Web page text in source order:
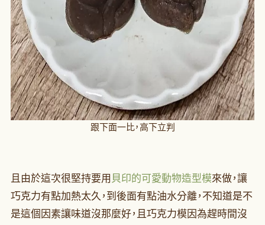
跟下面一比，高下立判
且由於這次很堅持要用 貝印的可愛動物造型模來做，讓
巧克力有點加熱太久，到後面有點油水分離，不知道是不
是這個因素讓味道沒那麼好，且巧克力模因為趕時間沒